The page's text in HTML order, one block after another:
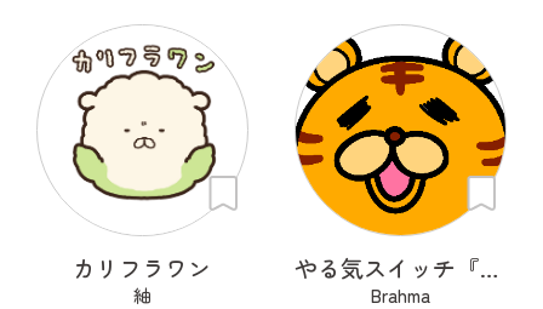
カリフラワン
紬
やる気スイッチ『OFFトラくん』
Brahma